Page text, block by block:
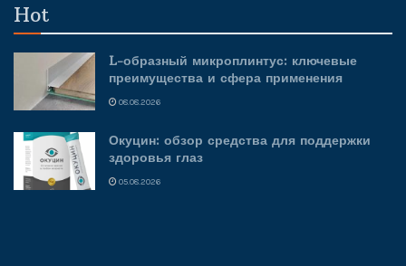
Hot
L-образный микроплинтус: ключевые
преимущества и сфера применения
08.08.2026
Окуцин: обзор средства для поддержки
здоровья глаз
05.08.2026